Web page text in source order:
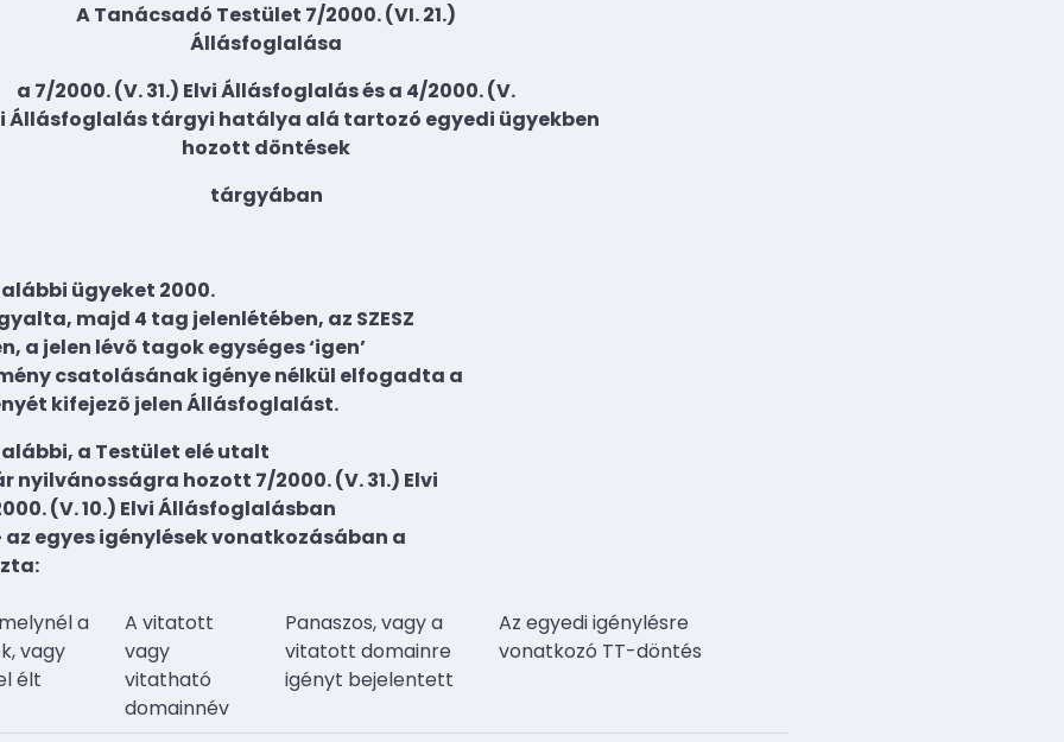
A Tanácsadó Testület 7/2000. (VI. 21.)
Állásfoglalása
a 7/2000. (V. 31.) Elvi Állásfoglalás és a 4/2000. (V.
Állásfoglalás tárgyi hatálya alá tartozó egyedi ügyekben
hozott döntések
tárgyában
ügyeket 2000.
majd 4 tag jelenlétében, az SZESZ
a jelen lévõ tagok egységes ‘igen’
csatolásának igénye nélkül elfogadta a
kifejezõ jelen Állásfoglalást.
a Testület elé utalt
nyilvánosságra hozott 7/2000. (V. 31.) Elvi
(V. 10.) Elvi Állásfoglalásban
egyes igénylések vonatkozásában a
a
vagy
élt
A vitatott
vagy
vitatható
domainnév
Panaszos, vagy a
vitatott domainre
igényt bejelentett
Az egyedi igénylésre
vonatkozó TT-döntés